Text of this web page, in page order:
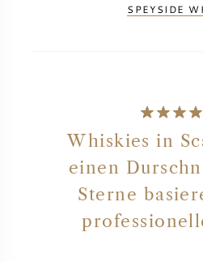
SPEYSIDE
Whiskies in
einen
Sterne